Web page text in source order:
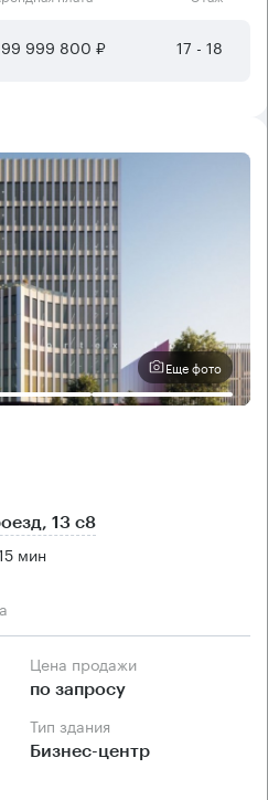
999 800 ₽ 17 - 18
Еще фото
13 с8
мин
Цена продажи
по запросу
Тип здания
Бизнес-центр